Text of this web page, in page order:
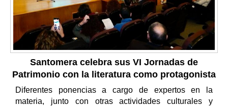
Santomera celebra sus VI Jornadas de
Patrimonio con la literatura como protagonista
Diferentes ponencias a cargo de expertos en la
materia, junto con otras actividades culturales y